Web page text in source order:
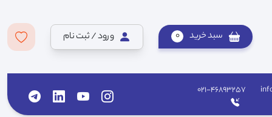
سبد خرید 0 ورود / ثبت نام
021-46893257